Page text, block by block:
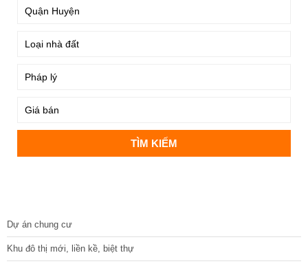
Dự án chung cư
Khu đô thị mới, liền kề, biệt thự